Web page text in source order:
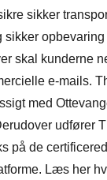
sikker
sikker
skal kunderne
e-mails.
med
udfører
på de
Læs her